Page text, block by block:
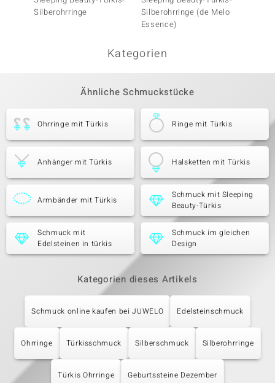
Silberohrringe
Silberohrringe (de Melo
Essence)
Kategorien
Ähnliche Schmuckstücke
Ohrringe mit Türkis Ringe mit Türkis
Anhänger mit Türkis Halsketten mit Türkis
Armbänder mit Türkis
Schmuck mit Sleeping
Beauty-Türkis
Schmuck mit
Edelsteinen in türkis
Schmuck im gleichen
Design
Kategorien dieses Artikels
Schmuck online kaufen bei JUWELO Edelsteinschmuck
Ohrringe Türkisschmuck Silberschmuck Silberohrringe
Türkis Ohrringe Geburtssteine Dezember